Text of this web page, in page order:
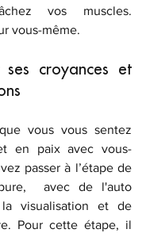
vos muscles.
vous-même.
ses croyances et
en paix avec vous-
passer à l’étape de
pure,  avec de l'auto
visualisation et de
Pour cette étape, il